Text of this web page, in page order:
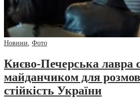
Новини, Фото
Києво-Печерська лавра
майданчиком для
стійкість України